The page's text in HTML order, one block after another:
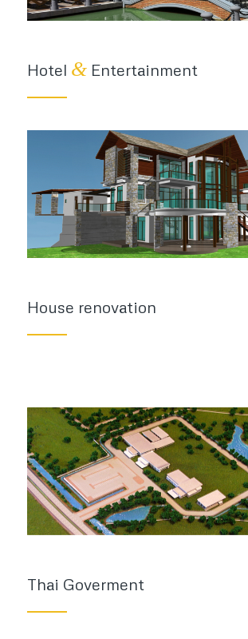
Hotel &Entertainment
House renovation
Thai Goverment